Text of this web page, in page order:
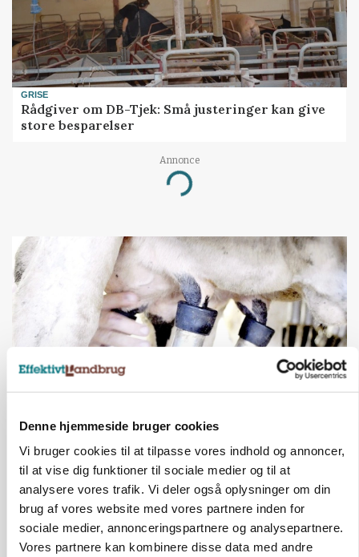
Denne hjemmeside bruger cookies
Vi bruger cookies til at tilpasse vores indhold og annoncer,
til at vise dig funktioner til sociale medier og til at
analysere vores trafik. Vi deler også oplysninger om din
brug af vores website med vores partnere inden for
sociale medier, annonceringspartnere og analysepartnere.
Vores partnere kan kombinere disse data med andre
GRISE
Rådgiver om DB-Tjek: Små justeringer kan give
store besparelser
Annonce
Loading...
MARKED
Russisk mælkepris dykker 23 procent